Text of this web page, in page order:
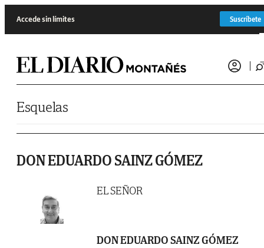
Accede sin límites Suscríbete
Esquelas
DON EDUARDO SAINZ GÓMEZ
EL SEÑOR
DON EDUARDO SAINZ GÓMEZ